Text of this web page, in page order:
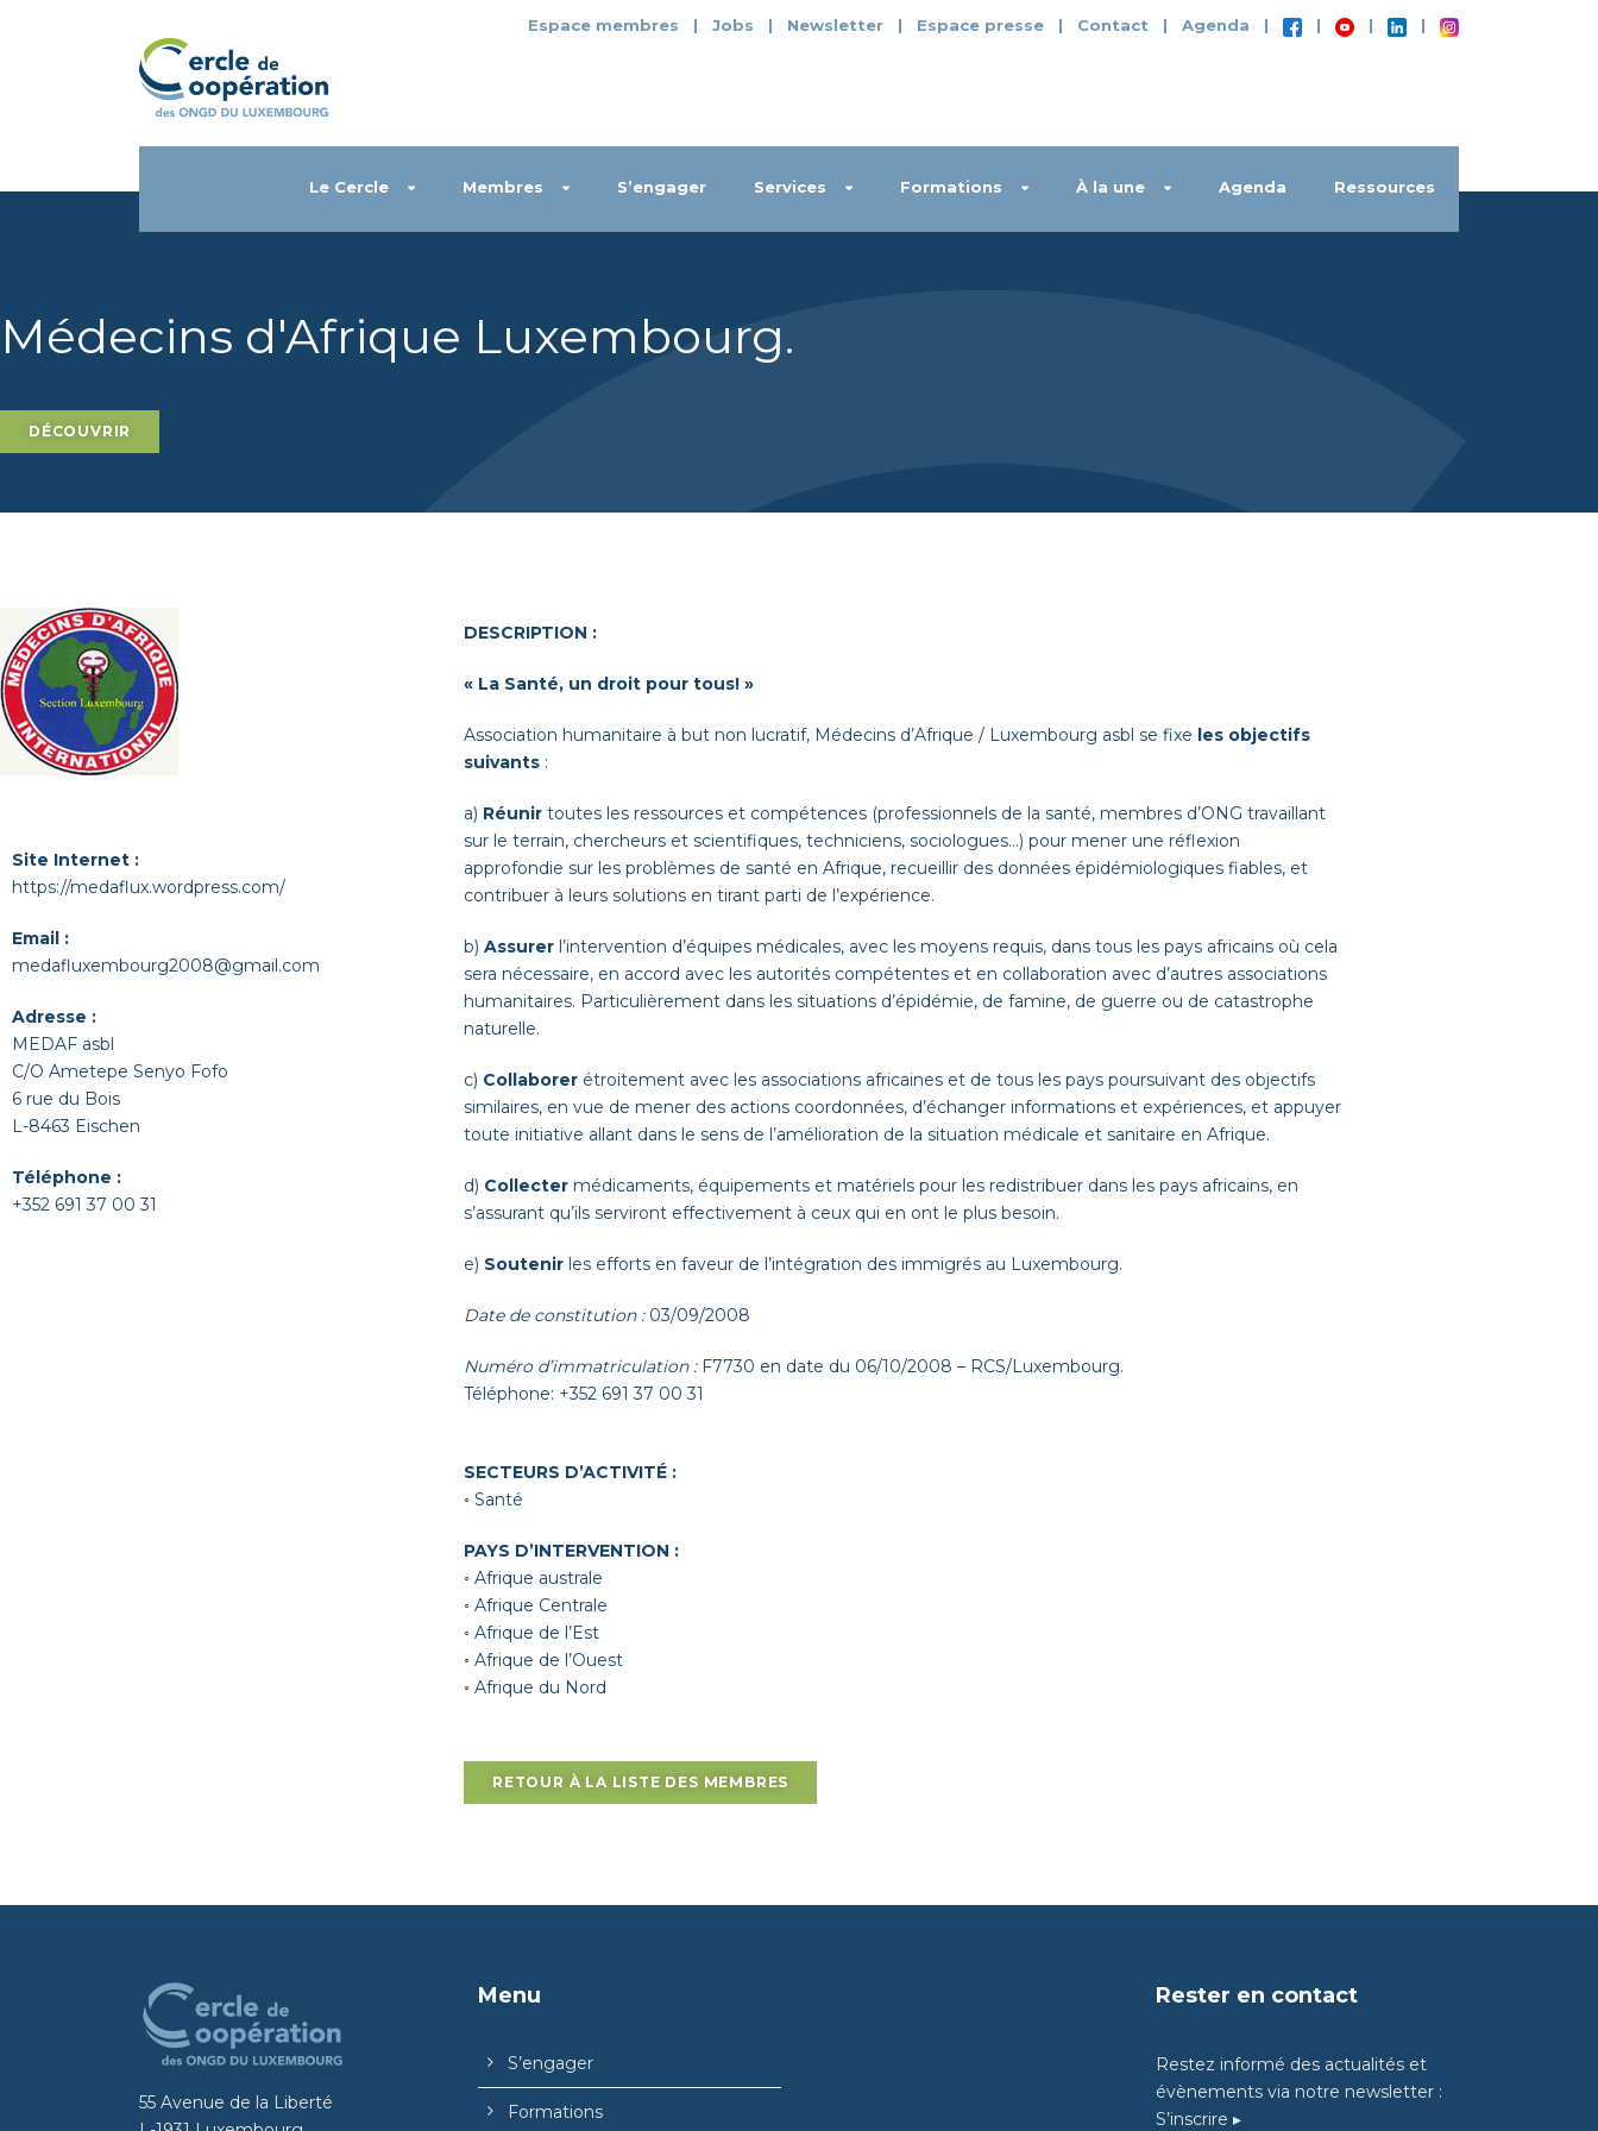
Espace membres | Jobs | Newsletter | Espace presse | Contact | Agenda | | | |
Le Cercle Membres S’engager Services Formations À la une Agenda Ressources
Médecins d'Afrique Luxembourg.
DÉCOUVRIR
Site Internet :
https://medaflux.wordpress.com/
Email :
medafluxembourg2008@gmail.com
Adresse :
MEDAF asbl
C/O Ametepe Senyo Fofo
6 rue du Bois
L-8463 Eischen
Téléphone :
+352 691 37 00 31
DESCRIPTION :
« La Santé, un droit pour tous! »
Association humanitaire à but non lucratif, Médecins d’Afrique / Luxembourg asbl se fixe les objectifs
suivants:
a) Réunirtoutes les ressources et compétences (professionnels de la santé, membres d’ONG travaillant
sur le terrain, chercheurs et scientifiques, techniciens, sociologues…) pour mener une réflexion
approfondie sur les problèmes de santé en Afrique, recueillir des données épidémiologiques fiables, et
contribuer à leurs solutions en tirant parti de l’expérience.
b) Assurerl’intervention d’équipes médicales, avec les moyens requis, dans tous les pays africains où cela
sera nécessaire, en accord avec les autorités compétentes et en collaboration avec d’autres associations
humanitaires. Particulièrement dans les situations d’épidémie, de famine, de guerre ou de catastrophe
naturelle.
c) Collaborerétroitement avec les associations africaines et de tous les pays poursuivant des objectifs
similaires, en vue de mener des actions coordonnées, d’échanger informations et expériences, et appuyer
toute initiative allant dans le sens de l’amélioration de la situation médicale et sanitaire en Afrique.
d) Collectermédicaments, équipements et matériels pour les redistribuer dans les pays africains, en
s’assurant qu’ils serviront effectivement à ceux qui en ont le plus besoin.
e) Soutenirles efforts en faveur de l’intégration des immigrés au Luxembourg.
Date de constitution :03/09/2008
Numéro d’immatriculation :F7730 en date du 06/10/2008 – RCS/Luxembourg.
Téléphone: +352 691 37 00 31
SECTEURS D’ACTIVITÉ :
◦ Santé
PAYS D’INTERVENTION :
◦ Afrique australe
◦ Afrique Centrale
◦ Afrique de l’Est
◦ Afrique de l’Ouest
◦ Afrique du Nord
RETOUR À LA LISTE DES MEMBRES
55 Avenue de la Liberté
Menu
S’engager
Formations
Rester en contact
Restez informé des actualités et
évènements via notre newsletter :
S’inscrire ▸